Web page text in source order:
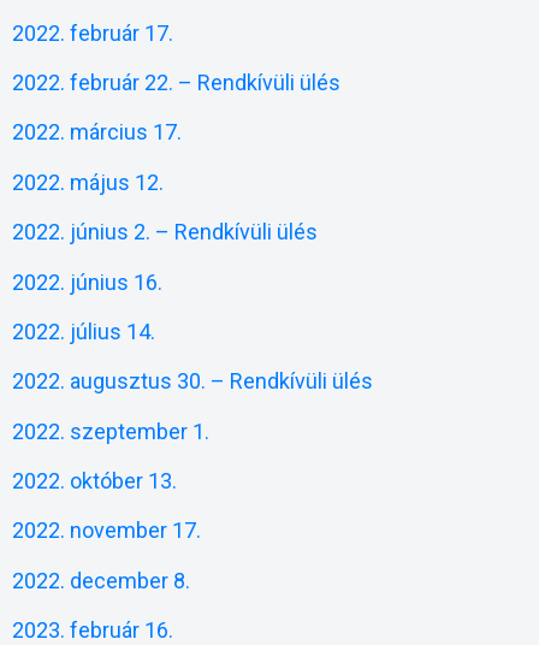
2022. február 17.
2022. február 22. – Rendkívüli ülés
2022. március 17.
2022. május 12.
2022. június 2. – Rendkívüli ülés
2022. június 16.
2022. július 14.
2022. augusztus 30. – Rendkívüli ülés
2022. szeptember 1.
2022. október 13.
2022. november 17.
2022. december 8.
2023. február 16.